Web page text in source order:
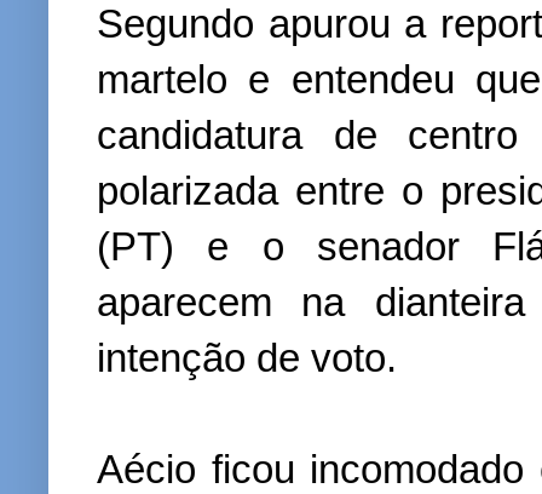
Segundo apurou a
martelo e entendeu
candidatura de
polarizada entre o
(PT) e o senador
aparecem na
intenção de voto.
Aécio ficou